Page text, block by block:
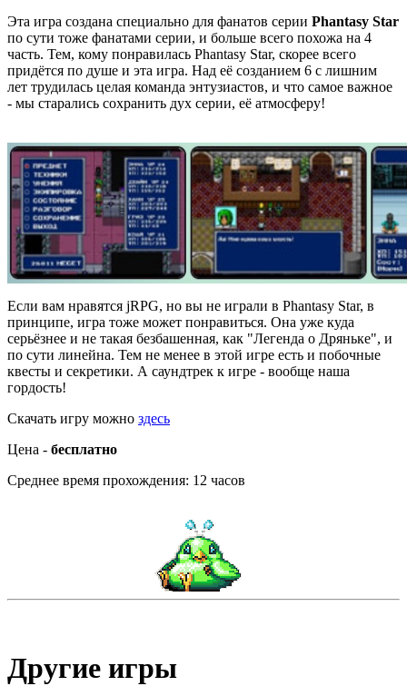
Эта игра создана специально для фанатов серии Phantasy Star
по сути тоже фанатами серии, и больше всего похожа на 4
часть. Тем, кому понравилась Phantasy Star, скорее всего
придётся по душе и эта игра. Над её созданием 6 с лишним
лет трудилась целая команда энтузиастов, и что самое важное
- мы старались сохранить дух серии, её атмосферу!
Если вам нравятся jRPG, но вы не играли в Phantasy Star, в
принципе, игра тоже может понравиться. Она уже куда
серьёзнее и не такая безбашенная, как "Легенда о Дряньке", и
по сути линейна. Тем не менее в этой игре есть и побочные
квесты и секретики. А саундтрек к игре - вообще наша
гордость!
Скачать игру можно здесь
Цена - бесплатно
Среднее время прохождения: 12 часов
Другие игры